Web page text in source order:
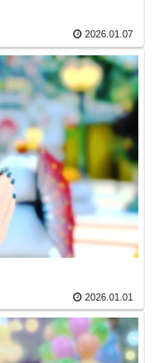
2026.01.07
2026.01.01